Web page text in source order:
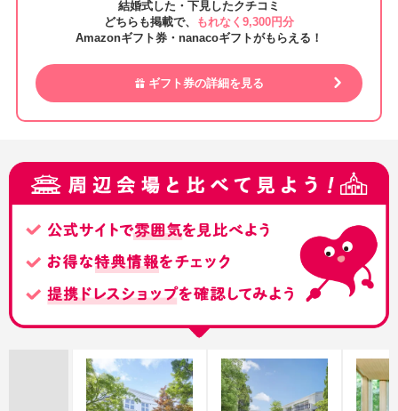
結婚式した・下見したクチコミ
どちらも掲載で、
もれなく9,300円分
Amazonギフト券・nanacoギフトがもらえる！
ギフト券の詳細を見る